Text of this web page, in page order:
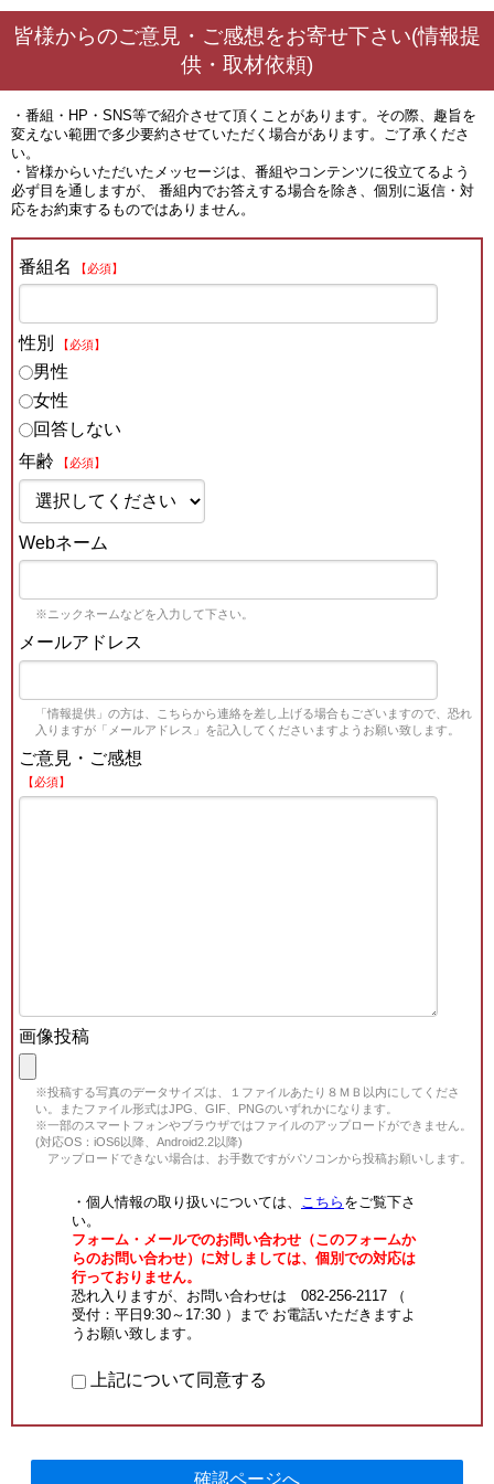
皆様からのご意見・ご感想をお寄せ下さい(情報提
供・取材依頼)
・番組・HP・SNS等で紹介させて頂くことがあります。その際、趣旨を
変えない範囲で多少要約させていただく場合があります。ご了承くださ
い。
・皆様からいただいたメッセージは、番組やコンテンツに役立てるよう
必ず目を通しますが、 番組内でお答えする場合を除き、個別に返信・対
応をお約束するものではありません。
番組名 【必須】
性別 【必須】
男性
女性
回答しない
年齢
【必須】
Webネーム
※ニックネームなどを入力して下さい。
メールアドレス
「情報提供」の方は、こちらから連絡を差し上げる場合もございますので、恐れ
入りますが「メールアドレス」を記入してくださいますようお願い致します。
ご意見・ご感想
【必須】
画像投稿
※投稿する写真のデータサイズは、１ファイルあたり８ＭＢ以内にしてくださ
い。またファイル形式はJPG、GIF、PNGのいずれかになります。
※一部のスマートフォンやブラウザではファイルのアップロードができません。
(対応OS：iOS6以降、Android2.2以降)
アップロードできない場合は、お手数ですがパソコンから投稿お願いします。
・個人情報の取り扱いについては、 こちら をご覧下さ
い。
フォーム・メールでのお問い合わせ（このフォームか
らのお問い合わせ）に対しましては、個別での対応は
行っておりません。
恐れ入りますが、お問い合わせは 082-256-2117 （
受付：平日9:30～17:30 ）まで お電話いただきますよ
うお願い致します。
上記について同意する
確認ページへ